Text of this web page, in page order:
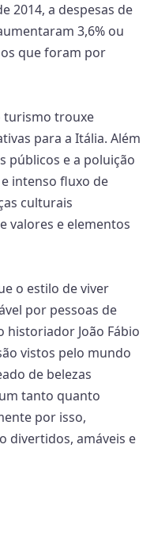
2014, a despesas de
3,6% ou
que foram por
turismo trouxe
para a Itália. Além
públicos e a poluição
intenso fluxo de
culturais
valores e elementos
o estilo de viver
por pessoas de
historiador João Fábio
vistos pelo mundo
de belezas
tanto quanto
por isso,
divertidos, amáveis e